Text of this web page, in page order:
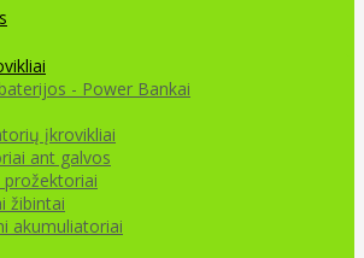
- Power Bankai
įkrovikliai
ant galvos
prožektoriai
žibintai
akumuliatoriai